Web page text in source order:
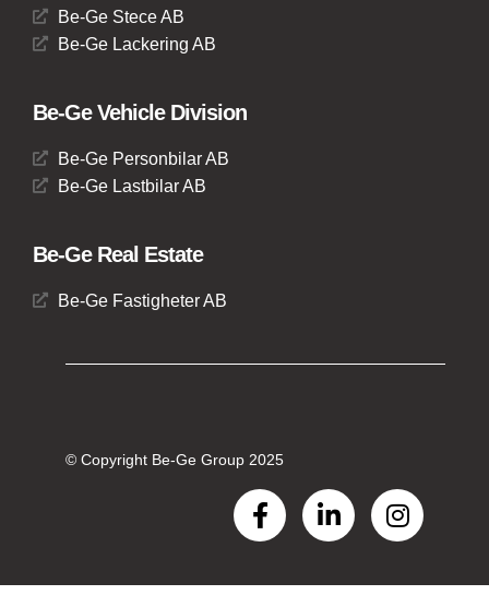
Be-Ge Stece AB
Be-Ge Lackering AB
Be-Ge Vehicle Division
Be-Ge Personbilar AB
Be-Ge Lastbilar AB
Be-Ge Real Estate
Be-Ge Fastigheter AB
© Copyright Be-Ge Group 2025